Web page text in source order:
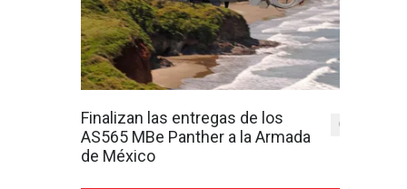
Finalizan las entregas de los
AS565 MBe Panther a la Armada
de México
0